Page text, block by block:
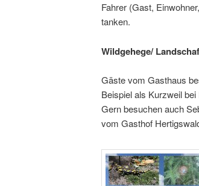
Fahrer (Gast,
tanken.
Wildgehege/
Gäste vom Gasthaus
Beispiel als Kurzweil
Gern besuchen auch
vom Gasthof